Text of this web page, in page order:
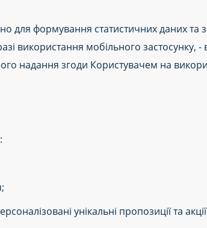
для формування статистичних даних
використання мобільного застосунку,
надання згоди Користувачем на
унікальні пропозиції та